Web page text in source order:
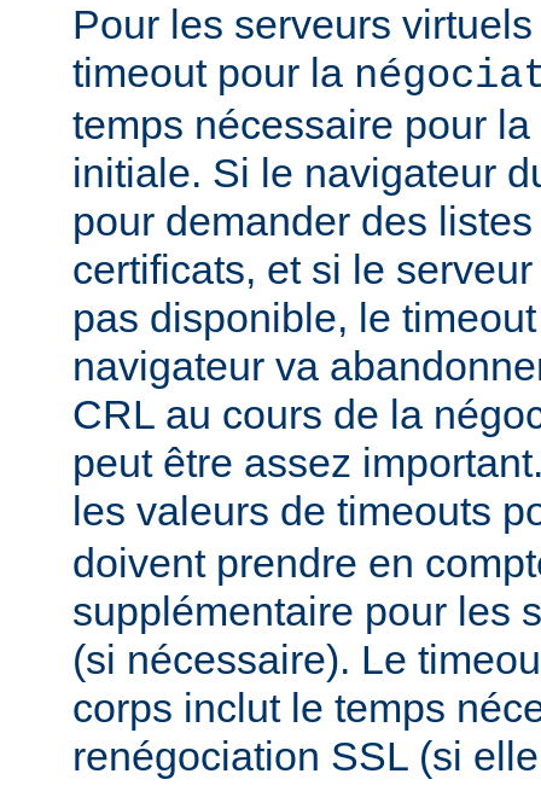
Pour les serveurs
timeout pour la
temps nécessaire pour
initiale. Si le navigateur
pour demander des
certificats, et si le
pas disponible, le
navigateur va
CRL au cours de la
peut être assez
les valeurs de timeouts
doivent prendre en
supplémentaire pour les
(si nécessaire). Le
corps inclut le temps
renégociation SSL (si